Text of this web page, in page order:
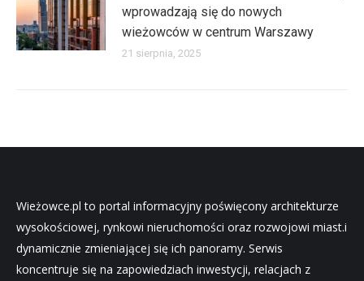
wprowadzają się do nowych
wieżowców w centrum Warszawy
21 sierpnia, 2025
Wieżowce.pl to portal informacyjny poświęcony architekturze
wysokościowej, rynkowi nieruchomości oraz rozwojowi miast.i
dynamicznie zmieniającej się ich panoramy. Serwis
koncentruje się na zapowiedziach inwestycji, relacjach z